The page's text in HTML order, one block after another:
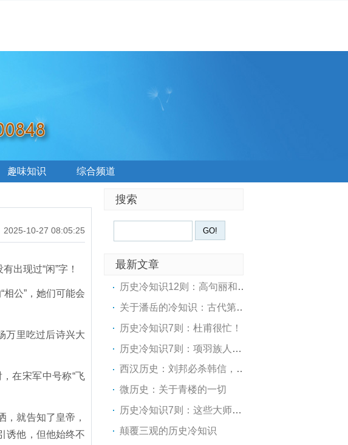
趣味知识 综合频道
2025-10-27 08:05:25
出现过“闲”字！
公”，她们可能会
万里吃过后诗兴大
在宋军中号称“飞
就告知了皇帝，
诱他，但他始终不
搜索
最新文章
历史冷知识12则：高句丽和高..
关于潘岳的冷知识：古代第一..
历史冷知识7则：杜甫很忙！
历史冷知识7则：项羽族人后来..
西汉历史：刘邦必杀韩信，10..
微历史：关于青楼的一切
历史冷知识7则：这些大师，个..
颠覆三观的历史冷知识